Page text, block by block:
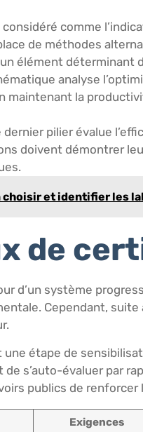
considéré comme
de méthodes
élément déterminant
analyse
maintenant la
dernier pilier évalue
doivent démontrer
choisir et identifier les
de
d’un système
Cependant,
étape de
s’auto-évaluer par
publics de
Exigences